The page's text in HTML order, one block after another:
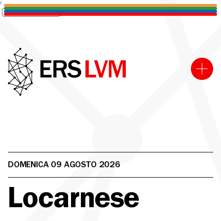
DOMENICA 09 AGOSTO 2026
Locarnese
/
Informativa sulla raccolta